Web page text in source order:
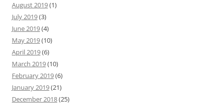
August 2019(1)
July 2019(3)
June 2019(4)
May 2019(10)
April 2019(6)
March 2019(10)
February 2019(6)
January 2019(21)
December 2018(25)